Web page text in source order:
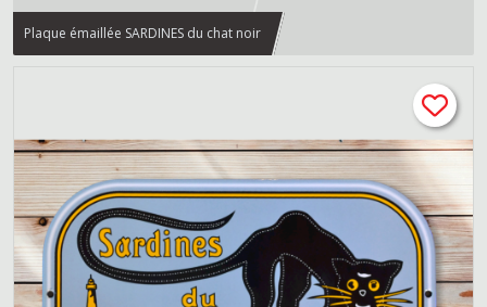
Plaque émaillée SARDINES du chat noir